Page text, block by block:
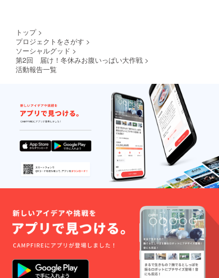
トップ >
プロジェクトをさがす >
ソーシャルグッド >
第2回 届け！冬休みお腹いっぱい大作戦 >
活動報告一覧